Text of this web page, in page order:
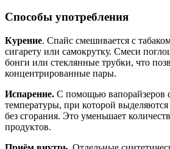
Способы употребления
Курение. Спайс смешивается с
сигарету или самокрутку. Смеси
бонги или стеклянные трубки, что
концентрированные пары.
Испарение. С помощью вапорайзеров
температуры, при которой
без сгорания. Это уменьшает
продуктов.